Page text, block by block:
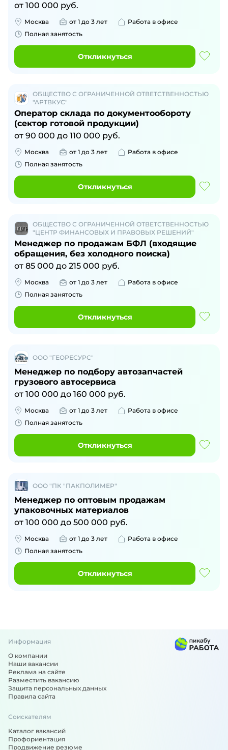
от 100 000 руб.
Москва от 1 до 3 лет
Работа в офисе
Полная занятость
Откликнуться
ОБЩЕСТВО С ОГРАНИЧЕННОЙ ОТВЕТСТВЕННОСТЬЮ
"АРТВКУС"
Оператор склада по документообороту
(сектор готовой продукции)
от 90 000 до 110 000 руб.
Москва от 1 до 3 лет
Работа в офисе
Полная занятость
Откликнуться
ОБЩЕСТВО С ОГРАНИЧЕННОЙ ОТВЕТСТВЕННОСТЬЮ
"ЦЕНТР ФИНАНСОВЫХ И ПРАВОВЫХ РЕШЕНИЙ"
Менеджер по продажам БФЛ (входящие
обращения, без холодного поиска)
от 85 000 до 215 000 руб.
Москва от 1 до 3 лет
Работа в офисе
Полная занятость
Откликнуться
ООО "ГЕОРЕСУРС"
Менеджер по подбору автозапчастей
грузового автосервиса
от 100 000 до 160 000 руб.
Москва от 1 до 3 лет
Работа в офисе
Полная занятость
Откликнуться
ООО "ПК "ПАКПОЛИМЕР"
Менеджер по оптовым продажам
упаковочных материалов
от 100 000 до 500 000 руб.
Москва от 1 до 3 лет
Работа в офисе
Полная занятость
Откликнуться
Информация
О компании
Наши вакансии
Реклама на сайте
Разместить вакансию
Защита персональных данных
Правила сайта
Соискателям
Каталог вакансий
Профориентация
Продвижение резюме